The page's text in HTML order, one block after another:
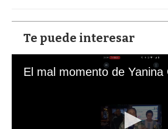
Te puede interesar